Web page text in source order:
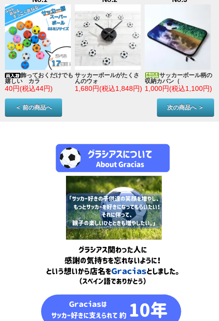
飾っておくだけでも
嬉しい カラ
40円(税込44円)
サッカーボールがたくさ
んのウォ
1,680円(税込1,848円)
サッカーボール柄の
収納カバン（
1,000円(税込1,100円)
＜ 前の商品へ 次の商品へ ＞